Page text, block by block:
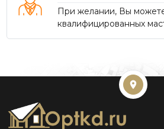
При желании, Вы
квалифицированных